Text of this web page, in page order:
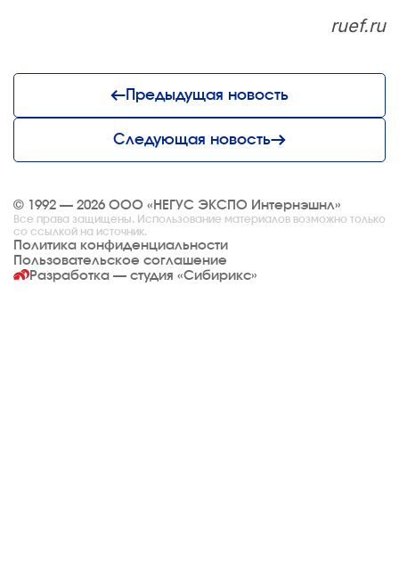
ruef.ru
Предыдущая новость
Следующая новость
© 1992 — 2026 ООО «НЕГУС ЭКСПО Интернэшнл»
Все права защищены. Использование материалов возможно только
со ссылкой на источник.
Политика конфиденциальности
Пользовательское соглашение
Разработка — студия «Сибирикс»